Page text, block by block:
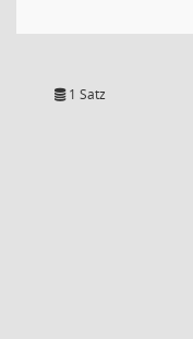
1 Satz